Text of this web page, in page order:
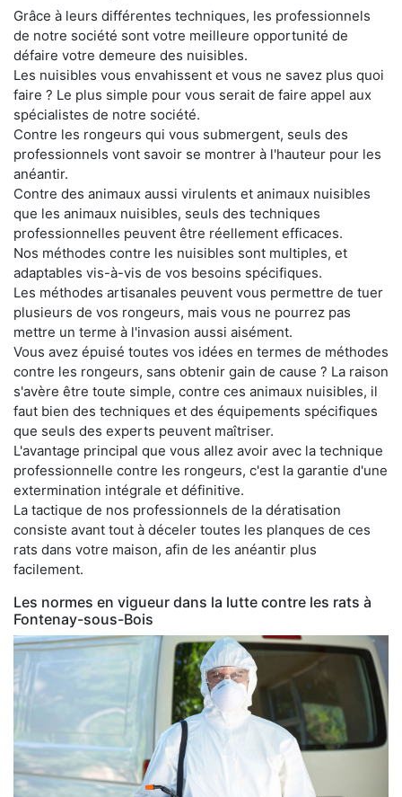
Grâce à leurs différentes techniques, les professionnels
de notre société sont votre meilleure opportunité de
défaire votre demeure des nuisibles.
Les nuisibles vous envahissent et vous ne savez plus quoi
faire ? Le plus simple pour vous serait de faire appel aux
spécialistes de notre société.
Contre les rongeurs qui vous submergent, seuls des
professionnels vont savoir se montrer à l'hauteur pour les
anéantir.
Contre des animaux aussi virulents et animaux nuisibles
que les animaux nuisibles, seuls des techniques
professionnelles peuvent être réellement efficaces.
Nos méthodes contre les nuisibles sont multiples, et
adaptables vis-à-vis de vos besoins spécifiques.
Les méthodes artisanales peuvent vous permettre de tuer
plusieurs de vos rongeurs, mais vous ne pourrez pas
mettre un terme à l'invasion aussi aisément.
Vous avez épuisé toutes vos idées en termes de méthodes
contre les rongeurs, sans obtenir gain de cause ? La raison
s'avère être toute simple, contre ces animaux nuisibles, il
faut bien des techniques et des équipements spécifiques
que seuls des experts peuvent maîtriser.
L'avantage principal que vous allez avoir avec la technique
professionnelle contre les rongeurs, c'est la garantie d'une
extermination intégrale et définitive.
La tactique de nos professionnels de la dératisation
consiste avant tout à déceler toutes les planques de ces
rats dans votre maison, afin de les anéantir plus
facilement.
Les normes en vigueur dans la lutte contre les rats à
Fontenay-sous-Bois